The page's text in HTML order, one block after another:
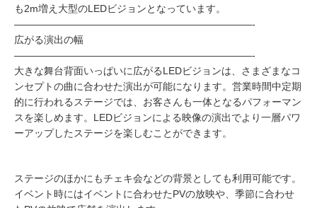
も2m増え大型のLEDビジョンとなっています。
————————————————————————-
広がる演出の幅
————————————————————————-
大きな舞台背面いっぱいに広がるLEDビジョンは、さまざまなコ
ンセプトの曲に合わせた演出が可能になります。営業時間中定期
的に行われるステージでは、お客さんも一体となるパフォーマン
スを楽しめます。LEDビジョンによる映像の演出でより一層パワ
ーアップしたステージを楽しむことができます。
ステージのほかにもチェキ会などの背景としても利用可能です。
イベント時にはイベントに合わせたPVの放映や、季節に合わせ